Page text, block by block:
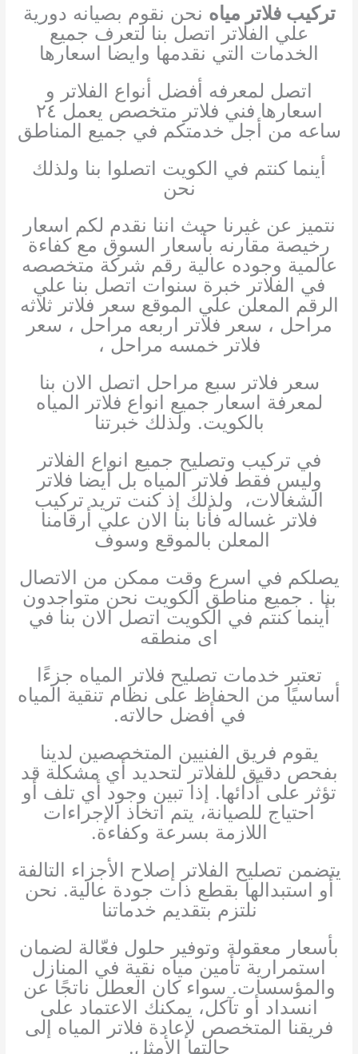
تركيب فلاتر مياه نحن نقوم بصيانه دورية
علي الفلاتر اتصل بنا لتعرف جميع
الخدمات التي نقدمها وايضا اسعارها
اتصل لمعرفه أفضل أنواع الفلاتر و
اسعارها
فني فلاتر متخصص يعمل ٢٤
ساعه من أجل خدمتكم في جميع المناطق
أينما كنتم في الكويت اتصلوا بنا ولذلك
نحن
نتميز عن غيرنا حيث اننا نقدم لكم اسعار
رخيصة مقارنه بأسعار السوق مع كفاءة
عالمية وجوده عالية رقم شركة متخصصه
في الفلاتر خبرة سنوات اتصل بنا علي
الرقم المعلن علي الموقع سعر فلاتر ثلاثه
مراحل ، سعر فلاتر اربعه مراحل ، سعر
فلاتر خمسه مراحل ،
سعر فلاتر سبع مراحل اتصل الان بنا
لمعرفة اسعار جميع انواع فلاتر المياه
بالكويت. ولذلك خبرتنا
في تركيب وتصليح جميع انواع الفلاتر
وليس فقط فلاتر المياه بل أيضا فلاتر
الشغالات، ولذلك إذ كنت تريد تركيب
فلاتر غساله فأنا بنا الان علي أرقامنا
المعلن بالموقع وسوف
يصلكم في اسرع وقت ممكن من الاتصال
بنا . جميع مناطق الكويت نحن متواجدون
أينما كنتم في الكويت اتصل الان بنا في
اى منطقه
تعتبر خدمات تصليح فلاتر المياه جزءًا
أساسيًا من الحفاظ على نظام تنقية المياه
في أفضل حالاته.
يقوم فريق الفنيين المتخصصين لدينا
بفحص دقيق للفلاتر لتحديد أي مشكلة قد
تؤثر على أدائها. إذا تبين وجود أي تلف أو
احتياج للصيانة، يتم اتخاذ الإجراءات
اللازمة بسرعة وكفاءة.
يتضمن تصليح الفلاتر إصلاح الأجزاء التالفة
أو استبدالها بقطع ذات جودة عالية. نحن
نلتزم بتقديم خدماتنا
بأسعار معقولة وتوفير حلول فعّالة لضمان
استمرارية تأمين مياه نقية في المنازل
والمؤسسات. سواء كان العطل ناتجًا عن
انسداد أو تآكل، يمكنك الاعتماد على
فريقنا المتخصص لإعادة فلاتر المياه إلى
حالتها الأمثل.